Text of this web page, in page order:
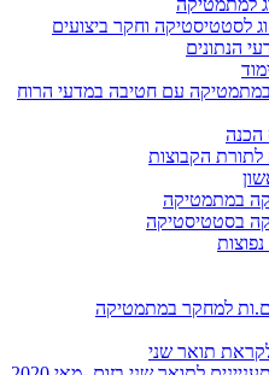
למתמטיקה
לסטטיסטיקה וחקר ביצועים
הנתונים
במתמטיקה עם חטיבה במדעי הרוח
הכנה
לתורת הקבוצות
במתמטיקה
בסטטיסטיקה
למחקר במתמטיקה
תואר שני